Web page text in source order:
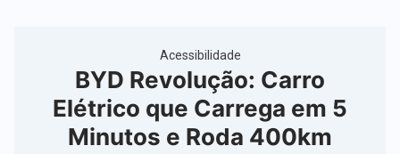
Acessibilidade
BYD Revolução: Carro
Elétrico que Carrega em 5
Minutos e Roda 400km